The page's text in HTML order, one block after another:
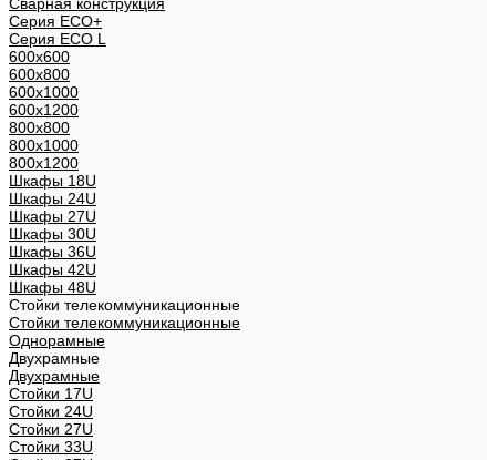
Серия ECO+
Серия ECO L
600x600
600x800
600х1000
600х1200
800x800
800х1000
800х1200
Шкафы 18U
Шкафы 24U
Шкафы 27U
Шкафы 30U
Шкафы 36U
Шкафы 42U
Шкафы 48U
Стойки телекоммуникационные
Стойки телекоммуникационные
Однорамные
Двухрамные
Двухрамные
Стойки 17U
Стойки 24U
Стойки 27U
Стойки 33U